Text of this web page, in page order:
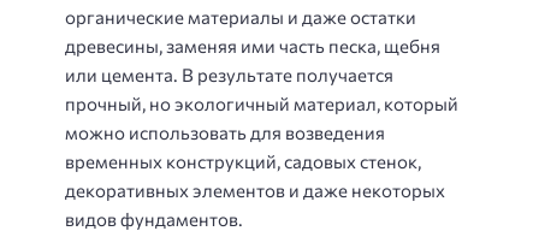
органические материалы и даже остатки
древесины, заменяя ими часть песка, щебня
или цемента. В результате получается
прочный, но экологичный материал, который
можно использовать для возведения
временных конструкций, садовых стенок,
декоративных элементов и даже некоторых
видов фундаментов.